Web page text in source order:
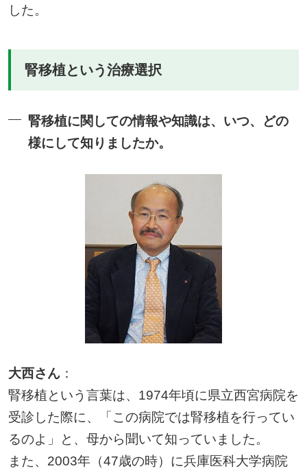
した。
腎移植という治療選択
腎移植に関しての情報や知識は、いつ、どの
様にして知りましたか。
大西さん：
腎移植という言葉は、1974年頃に県立西宮病院を
受診した際に、「この病院では腎移植を行ってい
るのよ」と、母から聞いて知っていました。
また、2003年（47歳の時）に兵庫医科大学病院